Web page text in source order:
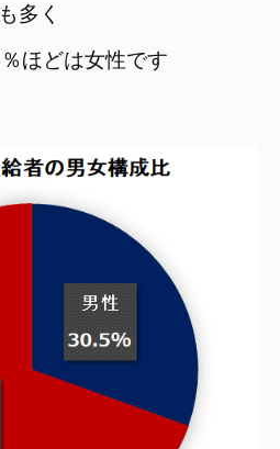
多く
ほどは女性です